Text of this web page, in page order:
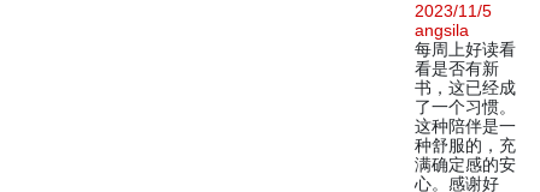
2023/11/5
angsila
每周上好读看
看是否有新
书，这已经成
了一个习惯。
这种陪伴是一
种舒服的，充
满确定感的安
心。感谢好